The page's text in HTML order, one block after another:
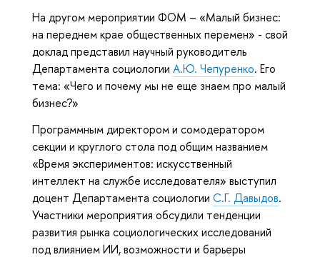
На другом мероприятии ФОМ – «Малый бизнес:
на переднем крае общественных перемен» - свой
доклад представил научный руководитель
Департамента социологии А.Ю. Чепуренко. Его
тема: «Чего и почему мы не еще знаем про малый
бизнес?»
Программным директором и сомодератором
секции и круглого стола под общим названием
«Время экспериментов: искусственный
интеллект на службе исследователя» выступил
доцент Департамента социологии С.Г. Давыдов.
Участники мероприятия обсудили тенденции
развития рынка социологических исследований
под влиянием ИИ, возможности и барьеры